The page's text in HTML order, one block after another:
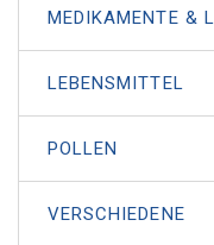
MEDIKAMENTE &
LEBENSMITTEL
POLLEN
VERSCHIEDENE